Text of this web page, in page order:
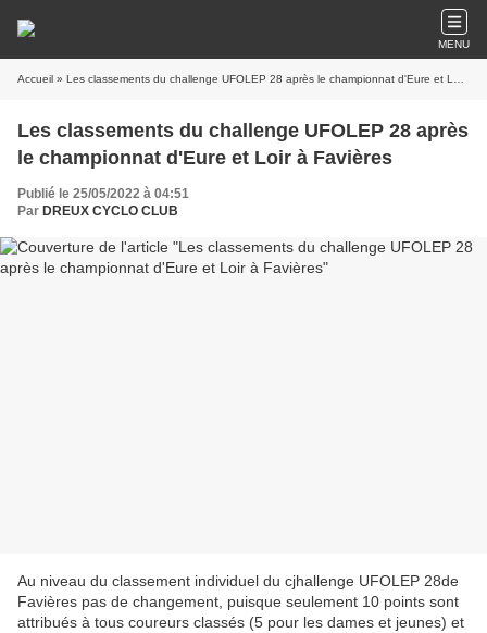
MENU
Accueil » Les classements du challenge UFOLEP 28 après le championnat d'Eure et Loir à Favières
Les classements du challenge UFOLEP 28 après
le championnat d'Eure et Loir à Favières
Publié le 25/05/2022 à 04:51
Par DREUX CYCLO CLUB
Au niveau du classement individuel du cjhallenge UFOLEP 28de
Favières pas de changement, puisque seulement 10 points sont
attribués à tous coureurs classés (5 pour les dames et jeunes) et